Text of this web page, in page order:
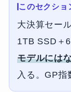
このセクショ
大決算セー
1TB SSD＋
モデルには
入る。GP指